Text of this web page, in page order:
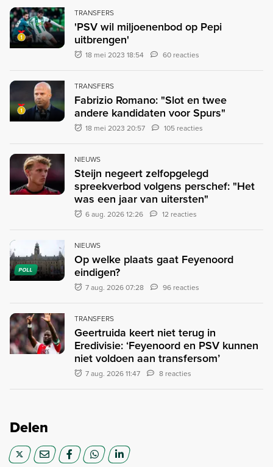
TRANSFERS
'PSV wil miljoenenbod op Pepi
uitbrengen'
18 mei 2023 18:54 60 reacties
TRANSFERS
Fabrizio Romano: "Slot en twee
andere kandidaten voor Spurs"
18 mei 2023 20:57 105 reacties
NIEUWS
Steijn negeert zelfopgelegd
spreekverbod volgens perschef: "Het
was een jaar van uitersten"
6 aug. 2026 12:26 12 reacties
POLL
NIEUWS
Op welke plaats gaat Feyenoord
eindigen?
7 aug. 2026 07:28 96 reacties
TRANSFERS
Geertruida keert niet terug in
Eredivisie: ‘Feyenoord en PSV kunnen
niet voldoen aan transfersom’
7 aug. 2026 11:47 8 reacties
Delen